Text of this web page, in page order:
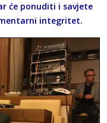
će ponuditi i savjete
integritet.